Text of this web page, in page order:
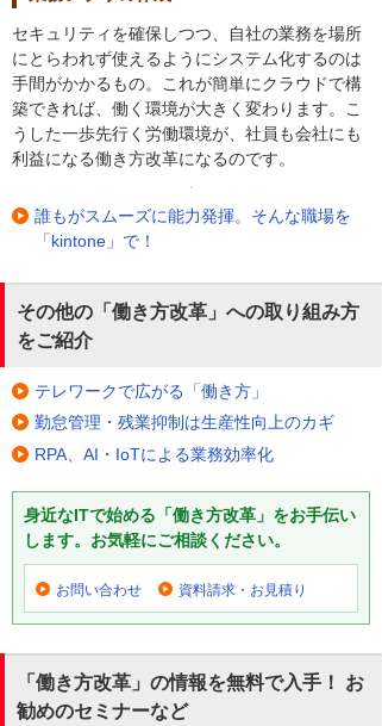
セキュリティを確保しつつ、自社の業務を場所
にとらわれず使えるようにシステム化するのは
手間がかかるもの。これが簡単にクラウドで構
築できれば、働く環境が大きく変わります。こ
うした一歩先行く労働環境が、社員も会社にも
利益になる働き方改革になるのです。
誰もがスムーズに能力発揮。そんな職場を
「kintone」で！
その他の「働き方改革」への取り組み方
をご紹介
テレワークで広がる「働き方」
勤怠管理・残業抑制は生産性向上のカギ
RPA、AI・IoTによる業務効率化
身近なITで始める「働き方改革」をお手伝い
します。お気軽にご相談ください。
お問い合わせ 資料請求・お見積り
「働き方改革」の情報を無料で入手！ お
勧めのセミナーなど